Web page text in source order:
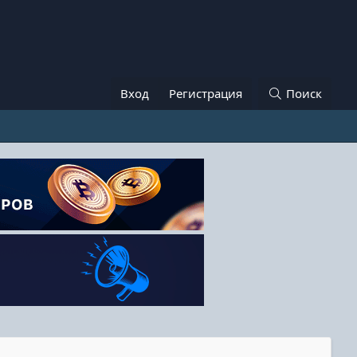
Вход Регистрация Поиск